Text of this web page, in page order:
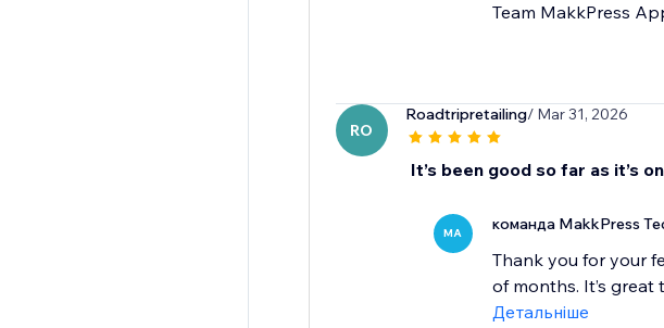
Team MakkPress
RO
Roadtripretailing/ Mar 31, 2026
It’s been good so far as it’s
MA команда MakkPress
Thank you for your
of months. It’s great
Детальніше